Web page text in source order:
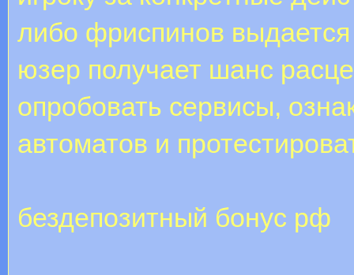
либо фриспинов
юзер получает шанс
опробовать сервисы,
автоматов и
бездепозитный бонус рф